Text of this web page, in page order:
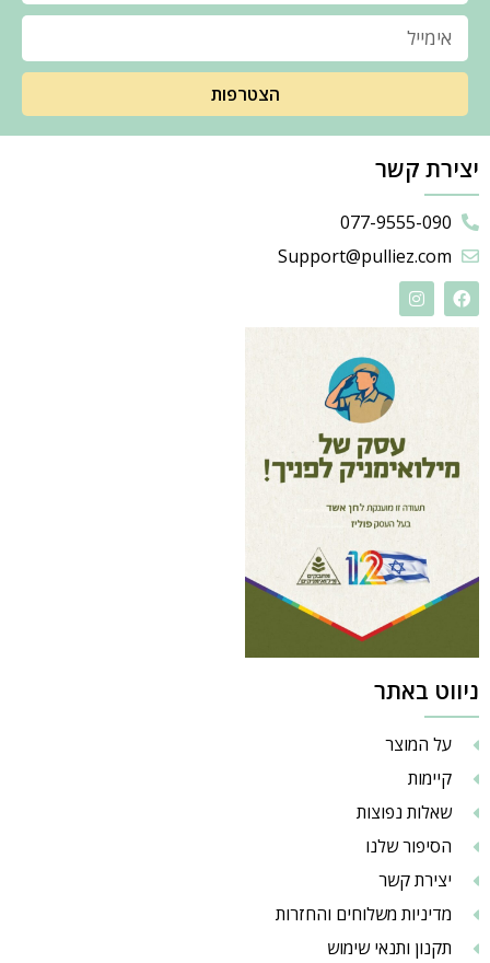
הצטרפות
יצירת קשר
077-9555-090
Support@pulliez.com
ניווט באתר
על המוצר
קיימות
שאלות נפוצות
הסיפור שלנו
יצירת קשר
מדיניות משלוחים והחזרות
תקנון ותנאי שימוש